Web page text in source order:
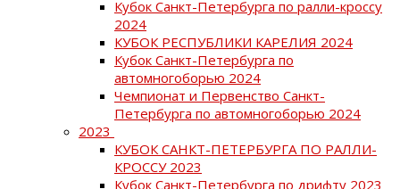
Кубок Санкт-Петербурга по ралли-кроссу
2024
КУБОК РЕСПУБЛИКИ КАРЕЛИЯ 2024
Кубок Санкт-Петербурга по
автомногоборью 2024
Чемпионат и Первенство Санкт-
Петербурга по автомногоборью 2024
2023
КУБОК САНКТ-ПЕТЕРБУРГА ПО РАЛЛИ-
КРОССУ 2023
Кубок Санкт-Петербурга по дрифту 2023